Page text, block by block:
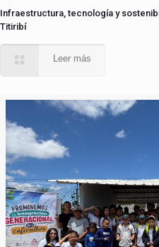
Infraestructura, tecnología y
Titiribí
Leer más